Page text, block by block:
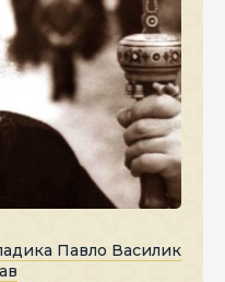
Павло Василик